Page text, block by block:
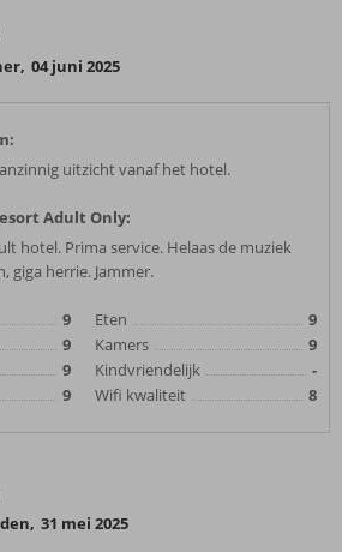
, 04 juni 2025
uitzicht vanaf het hotel.
Adult Only:
hotel. Prima service. Helaas de muziek
giga herrie. Jammer.
9
9
9
9
Eten
9
Kamers
9
Kindvriendelijk
-
Wifi kwaliteit
8
, 31 mei 2025